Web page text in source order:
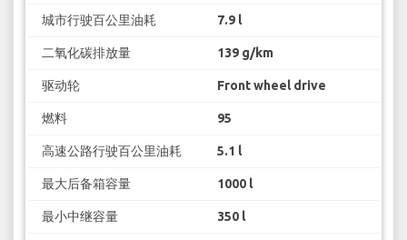
城市行驶百公里油耗 7.9 l
二氧化碳排放量 139 g/km
驱动轮 Front wheel drive
燃料 95
高速公路行驶百公里油耗 5.1 l
最大后备箱容量 1000 l
最小中继容量 350 l